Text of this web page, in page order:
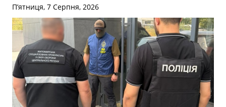
П’ятниця, 7 Серпня, 2026